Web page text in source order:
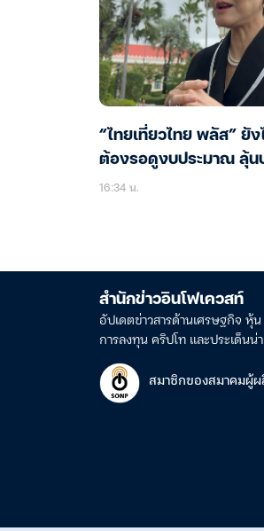
“ไทยเที่ยวไทย พลัส” ยัง
ต้องรอดูงบประมาณ ลุ้น
16:34 น.
สำนักข่าวอินโฟเควสท์
อัปเดตข่าวสารด้านเศรษฐกิจ หุ้น
การลงทุน คริปโท และประเด็นน่
สมาชิกของสมาคมผู้